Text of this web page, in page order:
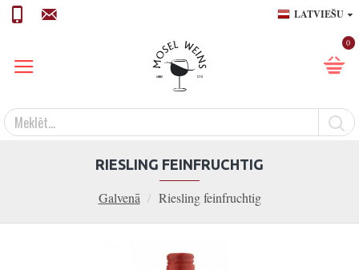
LATVIEŠU
0
Galvenā Riesling feinfruchtig
RIESLING FEINFRUCHTIG